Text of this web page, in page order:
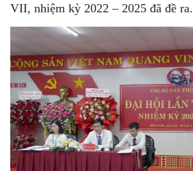
VII, nhiệm kỳ 2022 – 2025 đã đề ra.